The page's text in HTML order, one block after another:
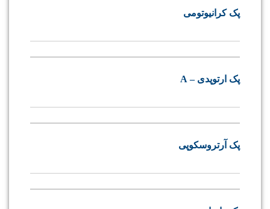
پک کرانیوتومی
پک ارتوپدی – A
پک آرتروسکوپی